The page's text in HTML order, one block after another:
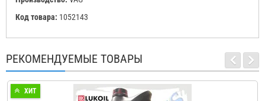
Код товара: 1052143
РЕКОМЕНДУЕМЫЕ ТОВАРЫ
ХИТ